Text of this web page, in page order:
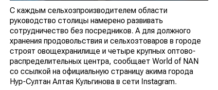
С каждым сельхозпроизводителем области
руководство столицы намерено развивать
сотрудничество без посредников. А для должного
хранения продовольствия и сельхозтоваров в городе
строят овощехранилище и четыре крупных оптово-
распределительных центра, сообщает World of NAN
со ссылкой на официальную страницу акима города
Нур-Султан Алтая Кульгинова в сети Instagram.